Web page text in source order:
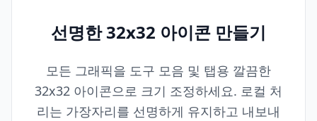
선명한 32x32 아이콘 만들기
모든 그래픽을 도구 모음 및 탭용 깔끔한
32x32 아이콘으로 크기 조정하세요. 로컬 처
리는 가장자리를 선명하게 유지하고 내보내